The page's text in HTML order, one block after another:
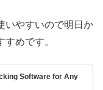
いやすいので明日か
めです。
Software for Any